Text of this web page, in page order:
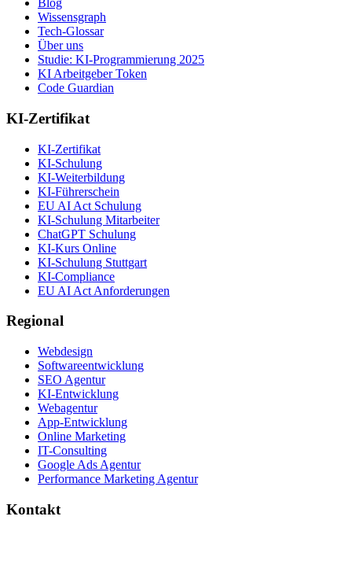
Blog
Wissensgraph
Tech-Glossar
Über uns
Studie: KI-Programmierung 2025
KI Arbeitgeber Token
Code Guardian
KI-Zertifikat
KI-Zertifikat
KI-Schulung
KI-Weiterbildung
KI-Führerschein
EU AI Act Schulung
KI-Schulung Mitarbeiter
ChatGPT Schulung
KI-Kurs Online
KI-Schulung Stuttgart
KI-Compliance
EU AI Act Anforderungen
Regional
Webdesign
Softwareentwicklung
SEO Agentur
KI-Entwicklung
Webagentur
App-Entwicklung
Online Marketing
IT-Consulting
Google Ads Agentur
Performance Marketing Agentur
Kontakt